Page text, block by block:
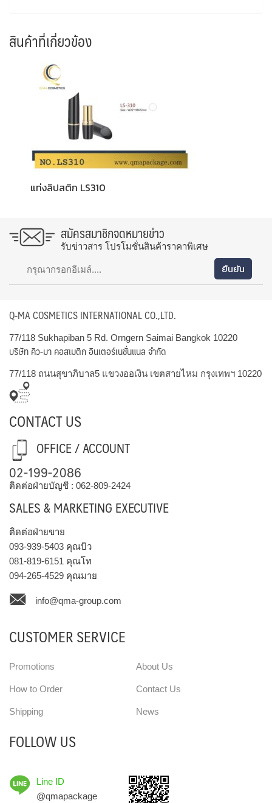
สินค้าที่เกี่ยวข้อง
แท่งลิปสติก LS310
สมัครสมาชิกจดหมายข่าว
รับข่าวสาร โปรโมชั่นสินค้าราคาพิเศษ
Q-MA COSMETICS INTERNATIONAL CO.,LTD.
77/118 Sukhapiban 5 Rd. Orngern Saimai Bangkok 10220
บริษัท คิว-มา คอสเมติก อินเตอร์เนชั่นแนล จำกัด
77/118 ถนนสุขาภิบาล5 แขวงออเงิน เขตสายไหม กรุงเทพฯ 10220
CONTACT US
OFFICE / ACCOUNT
02-199-2086
ติดต่อฝ่ายบัญชี : 062-809-2424
SALES & MARKETING EXECUTIVE
ติดต่อฝ่ายขาย
093-939-5403 คุณบิว
081-819-6151 คุณโท
094-265-4529 คุณมาย
info@qma-group.com
CUSTOMER SERVICE
Promotions
How to Order
Shipping
About Us
Contact Us
News
FOLLOW US
Line ID
@qmapackage